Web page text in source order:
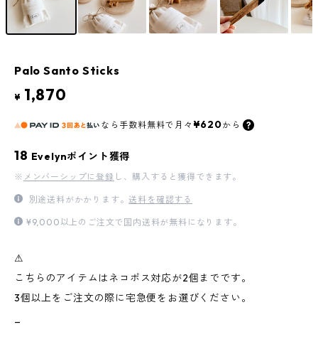
Palo Santo Sticks
¥ 1,870
なら 手数料無料で 月々 ¥620から
18 Evelynポイント獲得
※ メンバーシップに登録 し、購入すると獲得できます。
別途送料がかかります。送料を確認する
¥9,000以上のご注文で国内送料が無料になります。
⚠︎
こちらのアイテムはネコポス対応が2個までです。
3個以上をご注文の際に宅急便をお選びください。